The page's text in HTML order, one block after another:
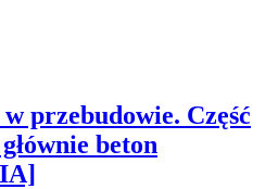
przebudowie. Część
beton